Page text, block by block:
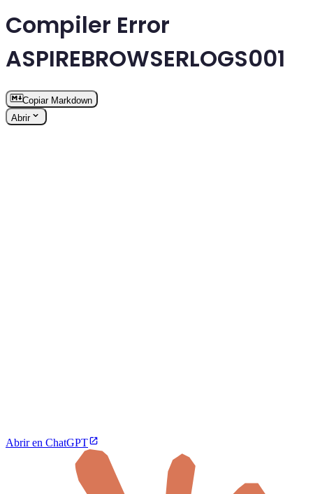
Compiler Error
ASPIREBROWSERLOGS001
Copiar Markdown
Abrir
Abrir en ChatGPT